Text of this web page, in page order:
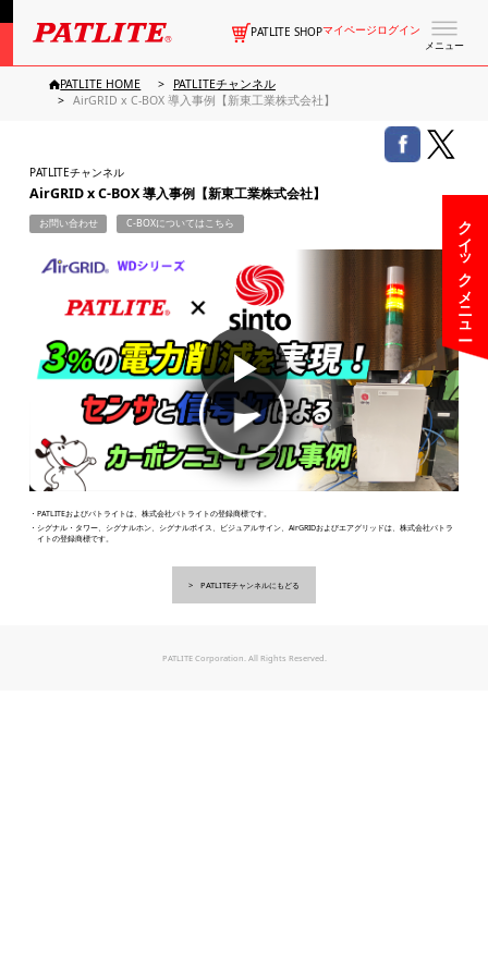
メニュー
PATLITE SHOPマイページログイン
クイックメニュー
PATLITE HOME
PATLITEチャンネル
AirGRID x C-BOX 導入事例【新東工業株式会社】
PATLITEチャンネル
AirGRID x C-BOX 導入事例【新東工業株式会社】
お問い合わせ C-BOXについてはこちら
▶
・PATLITEおよびパトライトは、株式会社パトライトの登録商標です。
・シグナル・タワー、シグナルホン、シグナルボイス、ビジュアルサイン、AirGRIDおよびエアグリッドは、株式会社パトラ
イトの登録商標です。
PATLITEチャンネルにもどる
PATLITE Corporation. All Rights Reserved.